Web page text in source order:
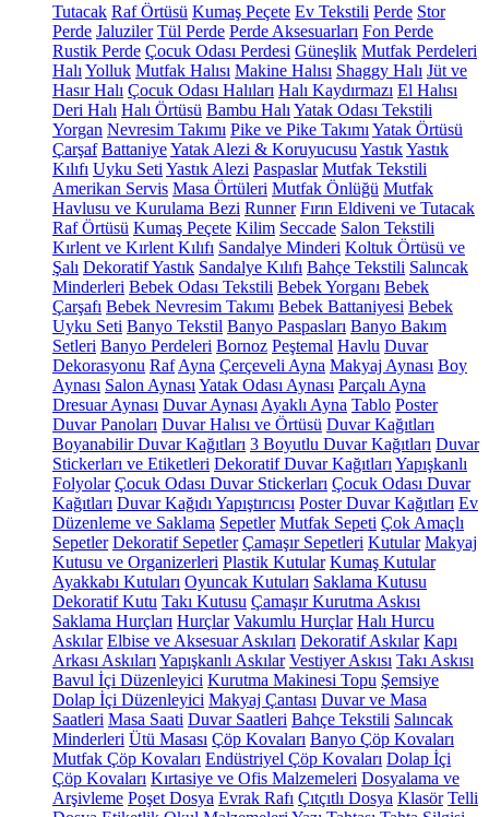
Tutacak Raf Örtüsü Kumaş Peçete Ev Tekstili Perde Stor
Perde Jaluziler Tül Perde Perde Aksesuarları Fon Perde
Rustik Perde Çocuk Odası Perdesi Güneşlik Mutfak Perdeleri
Halı Yolluk Mutfak Halısı Makine Halısı Shaggy Halı Jüt ve
Hasır Halı Çocuk Odası Halıları Halı Kaydırmazı El Halısı
Deri Halı Halı Örtüsü Bambu Halı Yatak Odası Tekstili
Yorgan Nevresim Takımı Pike ve Pike Takımı Yatak Örtüsü
Çarşaf BattaniyeYatak Alezi & Koruyucusu YastıkYastık
Kılıfı Uyku Seti Yastık Alezi Paspaslar Mutfak Tekstili
Amerikan Servis Masa Örtüleri Mutfak Önlüğü Mutfak
Havlusu ve Kurulama Bezi Runner Fırın Eldiveni ve Tutacak
Raf Örtüsü Kumaş Peçete Kilim Seccade Salon Tekstili
Kırlent ve Kırlent Kılıfı Sandalye Minderi Koltuk Örtüsü ve
Şalı Dekoratif Yastık Sandalye Kılıfı Bahçe Tekstili Salıncak
Minderleri Bebek Odası Tekstili Bebek Yorganı Bebek
Çarşafı Bebek Nevresim Takımı Bebek Battaniyesi Bebek
Uyku Seti Banyo Tekstil Banyo Paspasları Banyo Bakım
Setleri Banyo Perdeleri Bornoz Peştemal Havlu Duvar
Dekorasyonu Raf Ayna Çerçeveli Ayna Makyaj Aynası Boy
Aynası Salon Aynası Yatak Odası Aynası Parçalı Ayna
Dresuar Aynası Duvar Aynası Ayaklı Ayna Tablo Poster
Duvar Panoları Duvar Halısı ve Örtüsü Duvar Kağıtları
Boyanabilir Duvar Kağıtları 3 Boyutlu Duvar Kağıtları Duvar
Stickerları ve Etiketleri Dekoratif Duvar Kağıtları Yapışkanlı
Folyolar Çocuk Odası Duvar Stickerları Çocuk Odası Duvar
Kağıtları Duvar Kağıdı Yapıştırıcısı Poster Duvar Kağıtları Ev
Düzenleme ve Saklama Sepetler Mutfak Sepeti Çok Amaçlı
Sepetler Dekoratif Sepetler Çamaşır Sepetleri Kutular Makyaj
Kutusu ve Organizerleri Plastik Kutular Kumaş Kutular
Ayakkabı Kutuları Oyuncak Kutuları Saklama Kutusu
Dekoratif Kutu Takı Kutusu Çamaşır Kurutma Askısı
Saklama Hurçları Hurçlar Vakumlu Hurçlar Halı Hurcu
Askılar Elbise ve Aksesuar Askıları Dekoratif Askılar Kapı
Arkası Askıları Yapışkanlı Askılar Vestiyer Askısı Takı Askısı
Bavul İçi Düzenleyici Kurutma Makinesi Topu Şemsiye
Dolap İçi Düzenleyici Makyaj Çantası Duvar ve Masa
Saatleri Masa Saati Duvar Saatleri Bahçe Tekstili Salıncak
Minderleri Ütü Masası Çöp Kovaları Banyo Çöp Kovaları
Mutfak Çöp Kovaları Endüstriyel Çöp Kovaları Dolap İçi
Çöp Kovaları Kırtasiye ve Ofis Malzemeleri Dosyalama ve
Arşivleme Poşet Dosya Evrak Rafı Çıtçıtlı Dosya Klasör Telli